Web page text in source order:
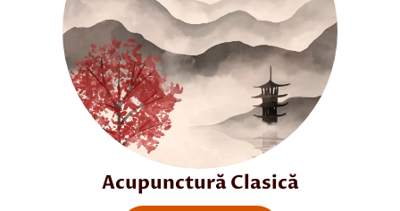
Acupunctură Clasică